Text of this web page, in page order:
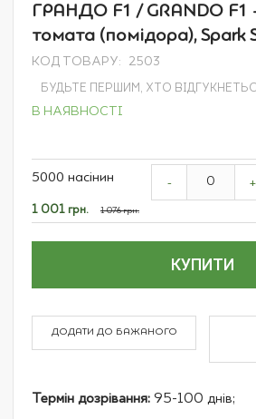
Перейти
початку
галереї
ГРАНДО F1 / GRANDO F1
томата (помідора), Spark
КОД ТОВАРУ 2503
БУДЬТЕ ПЕРШИМ, ХТО
В НАЯВНОСТІ
product
5000 насінин
Спеціальна
ціна
1 001 грн. 1 076 грн.
- +
КУПИТИ
ДОДАТИ ДО БАЖАНОГО
Термін дозрівання: 95-100 днів;